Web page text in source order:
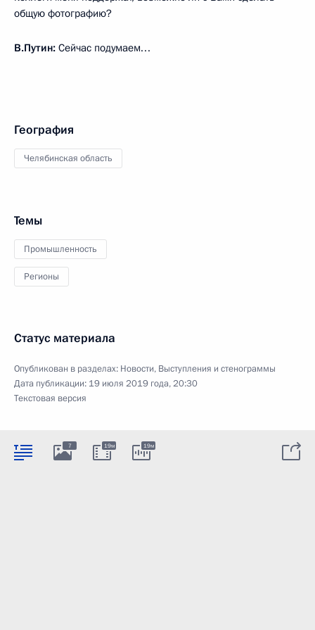
общую фотографию?
В.Путин: Сейчас подумаем…
География
Челябинская область
Темы
Промышленность
Регионы
Статус материала
Опубликован в разделах: Новости, Выступления и стенограммы
Дата публикации: 19 июля 2019 года, 20:30
Текстовая версия
7 19м 19м